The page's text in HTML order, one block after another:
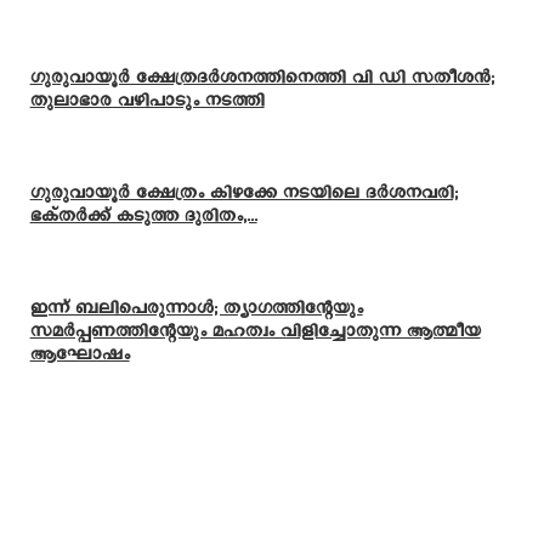
ഗുരുവായൂർ ക്ഷേത്രദർശനത്തിനെത്തി വി ഡി സതീശൻ;
തുലാഭാര വഴിപാടും നടത്തി
ഗുരുവായൂർ ക്ഷേത്രം കിഴക്കേ നടയിലെ ദർശനവരി;
ഭക്തർക്ക് കടുത്ത ദുരിതം,...
ഇന്ന് ബലിപെരുന്നാള്‍; ത്യാഗത്തിന്റേയും
സമര്‍പ്പണത്തിന്റേയും മഹത്വം വിളിച്ചോതുന്ന ആത്മീയ
ആഘോഷം